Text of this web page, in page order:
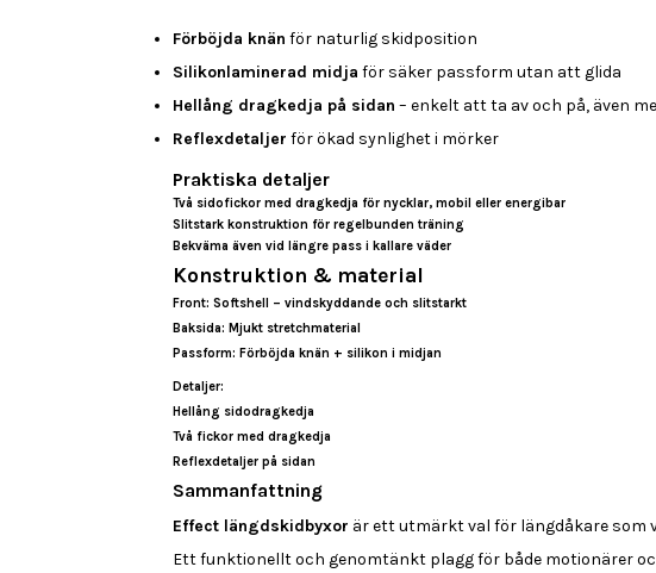
Förböjda knän för naturlig skidposition
Silikonlaminerad midja för säker passform utan att glida
Hellång dragkedja på sidan – enkelt att ta av och på, även
Reflexdetaljer för ökad synlighet i mörker
Praktiska detaljer
Två sidofickor med dragkedja för nycklar, mobil eller energibar
Slitstark konstruktion för regelbunden träning
Bekväma även vid längre pass i kallare väder
Konstruktion & material
Front: Softshell – vindskyddande och slitstarkt
Baksida: Mjukt stretchmaterial
Passform: Förböjda knän + silikon i midjan
Detaljer:
Hellång sidodragkedja
Två fickor med dragkedja
Reflexdetaljer på sidan
Sammanfattning
Effect längdskidbyxor är ett utmärkt val för längdåkare som
Ett funktionellt och genomtänkt plagg för både motionärer